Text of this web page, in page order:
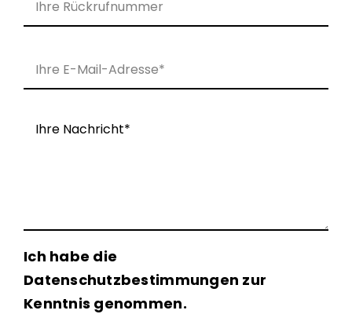
Ich habe die
Datenschutzbestimmungen zur
Kenntnis genommen.